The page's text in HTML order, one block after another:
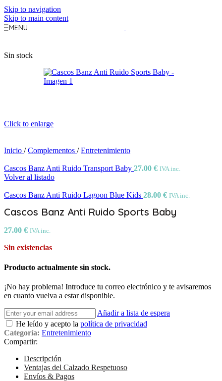
Skip to navigation
Skip to main content
MENU
Sin stock
Click to enlarge
Inicio / Complementos / Entretenimiento
Cascos Banz Anti Ruido Transport Baby 27.00 € IVA inc.
Volver al listado
Cascos Banz Anti Ruido Lagoon Blue Kids 28.00 € IVA inc.
Cascos Banz Anti Ruido Sports Baby
27.00 € IVA inc.
Sin existencias
Producto actualmente sin stock.
¡No hay problema! Introduce tu correo electrónico y te avisaremos
en cuanto vuelva a estar disponible.
Añadir a lista de espera
He leído y acepto la política de privacidad
Categoría: Entretenimiento
Compartir:
Descripción
Ventajas del Calzado Respetuoso
Envíos & Pagos